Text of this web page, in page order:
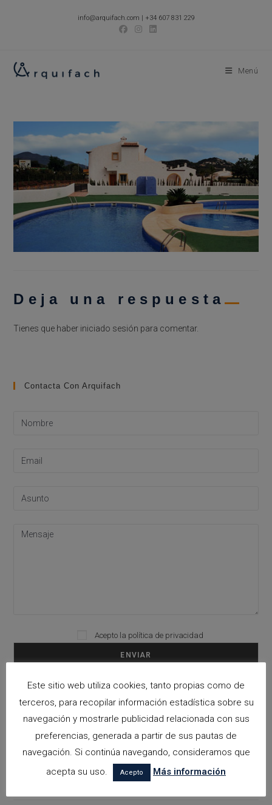
info@arquifach.com | +34 607 831 229
Menú
Deja una respuesta
Tienes que haber iniciado sesión para comentar.
Contacta Con Arquifach
Please leave this field empty.
Acepto la política de privacidad
arquitectora espacios biofilicos
Arquitectos en Altea
Este sitio web utiliza cookies, tanto propias como de
terceros, para recopilar información estadística sobre su
navegación y mostrarle publicidad relacionada con sus
preferencias, generada a partir de sus pautas de
navegación. Si continúa navegando, consideramos que
acepta su uso.
Acepto Más información